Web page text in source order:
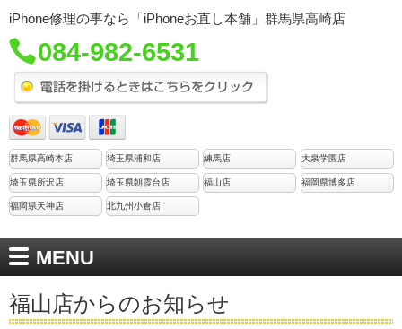
iPhone修理の事なら「iPhoneお直し本舗」群馬県高崎店
084-982-6531
群馬県高崎本店 埼玉県浦和店 練馬店 大泉学園店
埼玉県所沢店 埼玉県朝霞台店 福山店 福岡県博多店
福岡県天神店 北九州小倉店
MENU
福山店からのお知らせ